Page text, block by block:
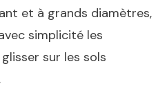
et à grands diamètres,
simplicité les
sur les sols